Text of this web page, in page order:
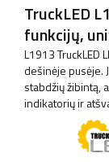
TruckLED
funkcijų,
L1913 TruckLED
dešinėje pusėje.
stabdžių žibintą,
indikatorių ir